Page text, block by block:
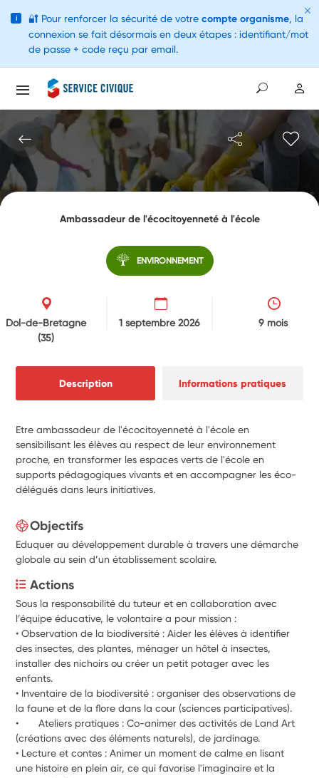
Ambassadeur de l'écocitoyenneté à l'école
ENVIRONNEMENT
Dol-de-Bretagne
(35)
1 septembre 2026 9 mois
Description Informations pratiques
Etre ambassadeur de l'écocitoyenneté à l'école en
sensibilisant les élèves au respect de leur environnement
proche, en transformer les espaces verts de l'école en
supports pédagogiques vivants et en accompagner les éco-
délégués dans leurs initiatives.
Objectifs
Eduquer au développement durable à travers une démarche
globale au sein d’un établissement scolaire.
Actions
Sous la responsabilité du tuteur et en collaboration avec
l’équipe éducative, le volontaire a pour mission :
• Observation de la biodiversité : Aider les élèves à identifier
des insectes, des plantes, ménager un hôtel à insectes,
installer des nichoirs ou créer un petit potager avec les
enfants.
• Inventaire de la biodiversité : organiser des observations de
la faune et de la flore dans la cour (sciences participatives).
•	Ateliers pratiques : Co-animer des activités de Land Art
(créations avec des éléments naturels), de jardinage.
• Lecture et contes : Animer un moment de calme en lisant
une histoire en plein air, ce qui favorise l'imaginaire et la
i 🔐 Pour renforcer la sécurité de votre compte organisme, la
connexion se fait désormais en deux étapes : identifiant/mot
de passe + code reçu par email.